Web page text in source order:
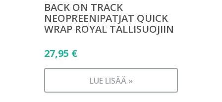
BACK ON TRACK
NEOPREENIPATJAT QUICK
WRAP ROYAL TALLISUOJIIN
27,95 €
LUE LISÄÄ »